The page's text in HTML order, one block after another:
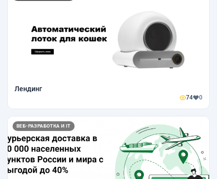
Лендинг
74 0
ВЕБ-РАЗРАБОТКА И IT